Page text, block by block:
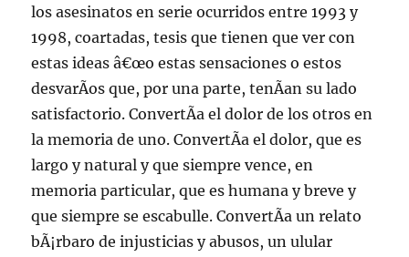
los asesinatos en serie ocurridos entre 1993 y
1998, coartadas, tesis que tienen que ver con
estas ideas â€œo estas sensaciones o estos
desvarÃ­os que, por una parte, tenÃ­an su lado
satisfactorio. ConvertÃ­a el dolor de los otros en
la memoria de uno. ConvertÃ­a el dolor, que es
largo y natural y que siempre vence, en
memoria particular, que es humana y breve y
que siempre se escabulle. ConvertÃ­a un relato
bÃ¡rbaro de injusticias y abusos, un ulular